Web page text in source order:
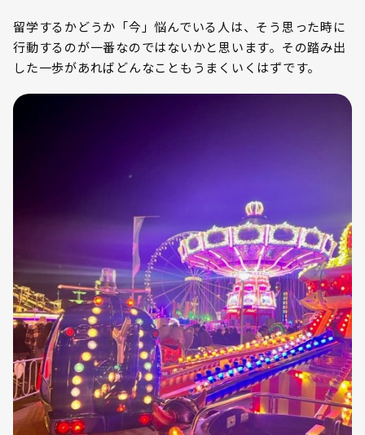
留学するかどうか「今」悩んでいる人は、そう思った時に
行動するのが一番なのではないかと思います。その踏み出
した一歩があればどんなこともうまくいくはずです。